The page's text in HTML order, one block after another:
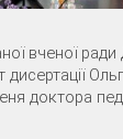
вченої
дисертації
доктора